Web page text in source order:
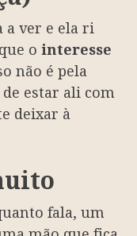
a ver e ela ri
o interesse
não é pela
estar ali com
deixar à
fala, um